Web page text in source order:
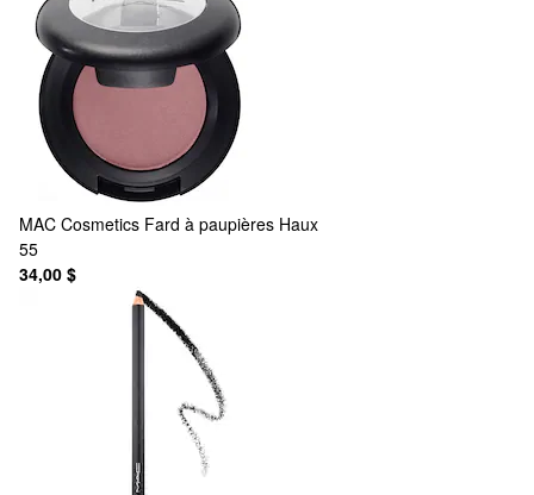
MAC Cosmetics Fard à paupières Haux
55
34,00 $